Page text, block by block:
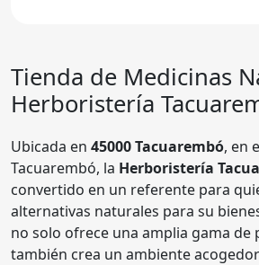
Tienda de Medicinas
Herboristería
Ubicada en 45000 Tacuarembó, en
Tacuarembó, la Herboristería
convertido en un referente para
alternativas naturales para su
no solo ofrece una amplia gama de
también crea un ambiente